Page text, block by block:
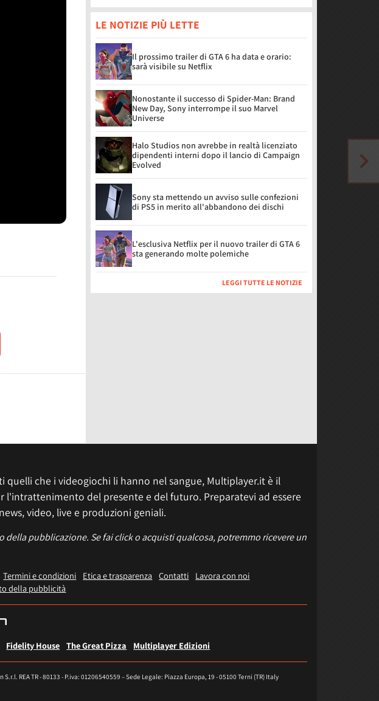
LE NOTIZIE PIÙ LETTE
Il prossimo trailer di GTA 6 ha data e orario:
sarà visibile su Netflix
Nonostante il successo di Spider-Man: Brand
New Day, Sony interrompe il suo Marvel
Universe
Halo Studios non avrebbe in realtà licenziato
dipendenti interni dopo il lancio di Campaign
Evolved
Sony sta mettendo un avviso sulle confezioni
di PS5 in merito all'abbandono dei dischi
L'esclusiva Netflix per il nuovo trailer di GTA 6
sta generando molte polemiche
LEGGI TUTTE LE NOTIZIE
quelli che i videogiochi li hanno nel sangue, Multiplayer.it è il
del presente e del futuro. Preparatevi ad essere
video, live e produzioni geniali.
della pubblicazione. Se fai click o acquisti qualcosa, potremmo ricevere un
Termini e condizioni Etica e trasparenza Contatti
Lavora con noi
della pubblicità
Fidelity House The Great Pizza Multiplayer Edizioni
REA TR - 80133 - P.iva: 01206540559 – Sede Legale: Piazza Europa, 19 - 05100 Terni (TR) Italy